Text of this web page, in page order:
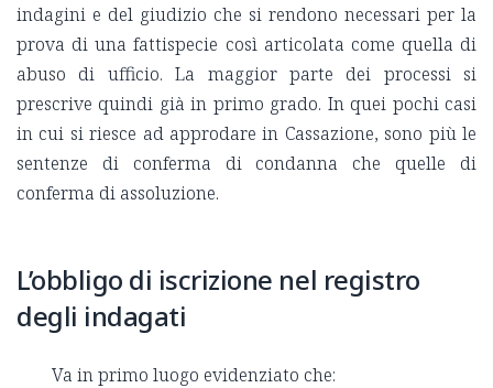
indagini e del giudizio che si rendono necessari per la
prova di una fattispecie così articolata come quella di
abuso di ufficio. La maggior parte dei processi si
prescrive quindi già in primo grado. In quei pochi casi
in cui si riesce ad approdare in Cassazione, sono più le
sentenze di conferma di condanna che quelle di
conferma di assoluzione.
L’obbligo di iscrizione nel registro
degli indagati
Va in primo luogo evidenziato che: